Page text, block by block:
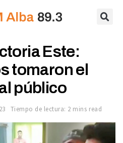
Este:
tomaron el
público
Tiempo de lectura: 2 mins read